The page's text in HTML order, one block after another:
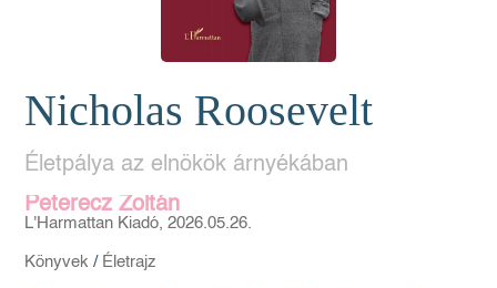
Nicholas Roosevelt
Életpálya az elnökök árnyékában
Peterecz Zoltán
L'Harmattan Kiadó, 2026.05.26.
Könyvek / Életrajz